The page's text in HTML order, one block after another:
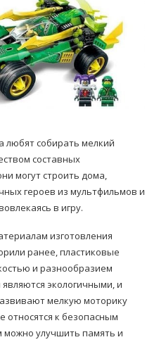
любят собирать мелкий
составных
могут строить дома,
героев из мультфильмов и
в игру.
изготовления
ранее, пластиковые
и разнообразием
экологичными, и
мелкую моторику
относятся к безопасным
можно улучшить память и